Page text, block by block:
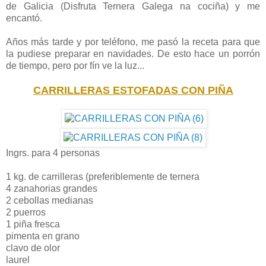
de Galicia (Disfruta Ternera Galega na cociña) y me
encantó.
Años más tarde y por teléfono, me pasó la receta para que
la pudiese preparar en navidades. De esto hace un porrón
de tiempo, pero por fín ve la luz...
CARRILLERAS ESTOFADAS CON PIÑA
Ingrs. para 4 personas
1 kg. de carrilleras (preferiblemente de ternera
4 zanahorias grandes
2 cebollas medianas
2 puerros
1 piña fresca
pimenta en grano
clavo de olor
laurel